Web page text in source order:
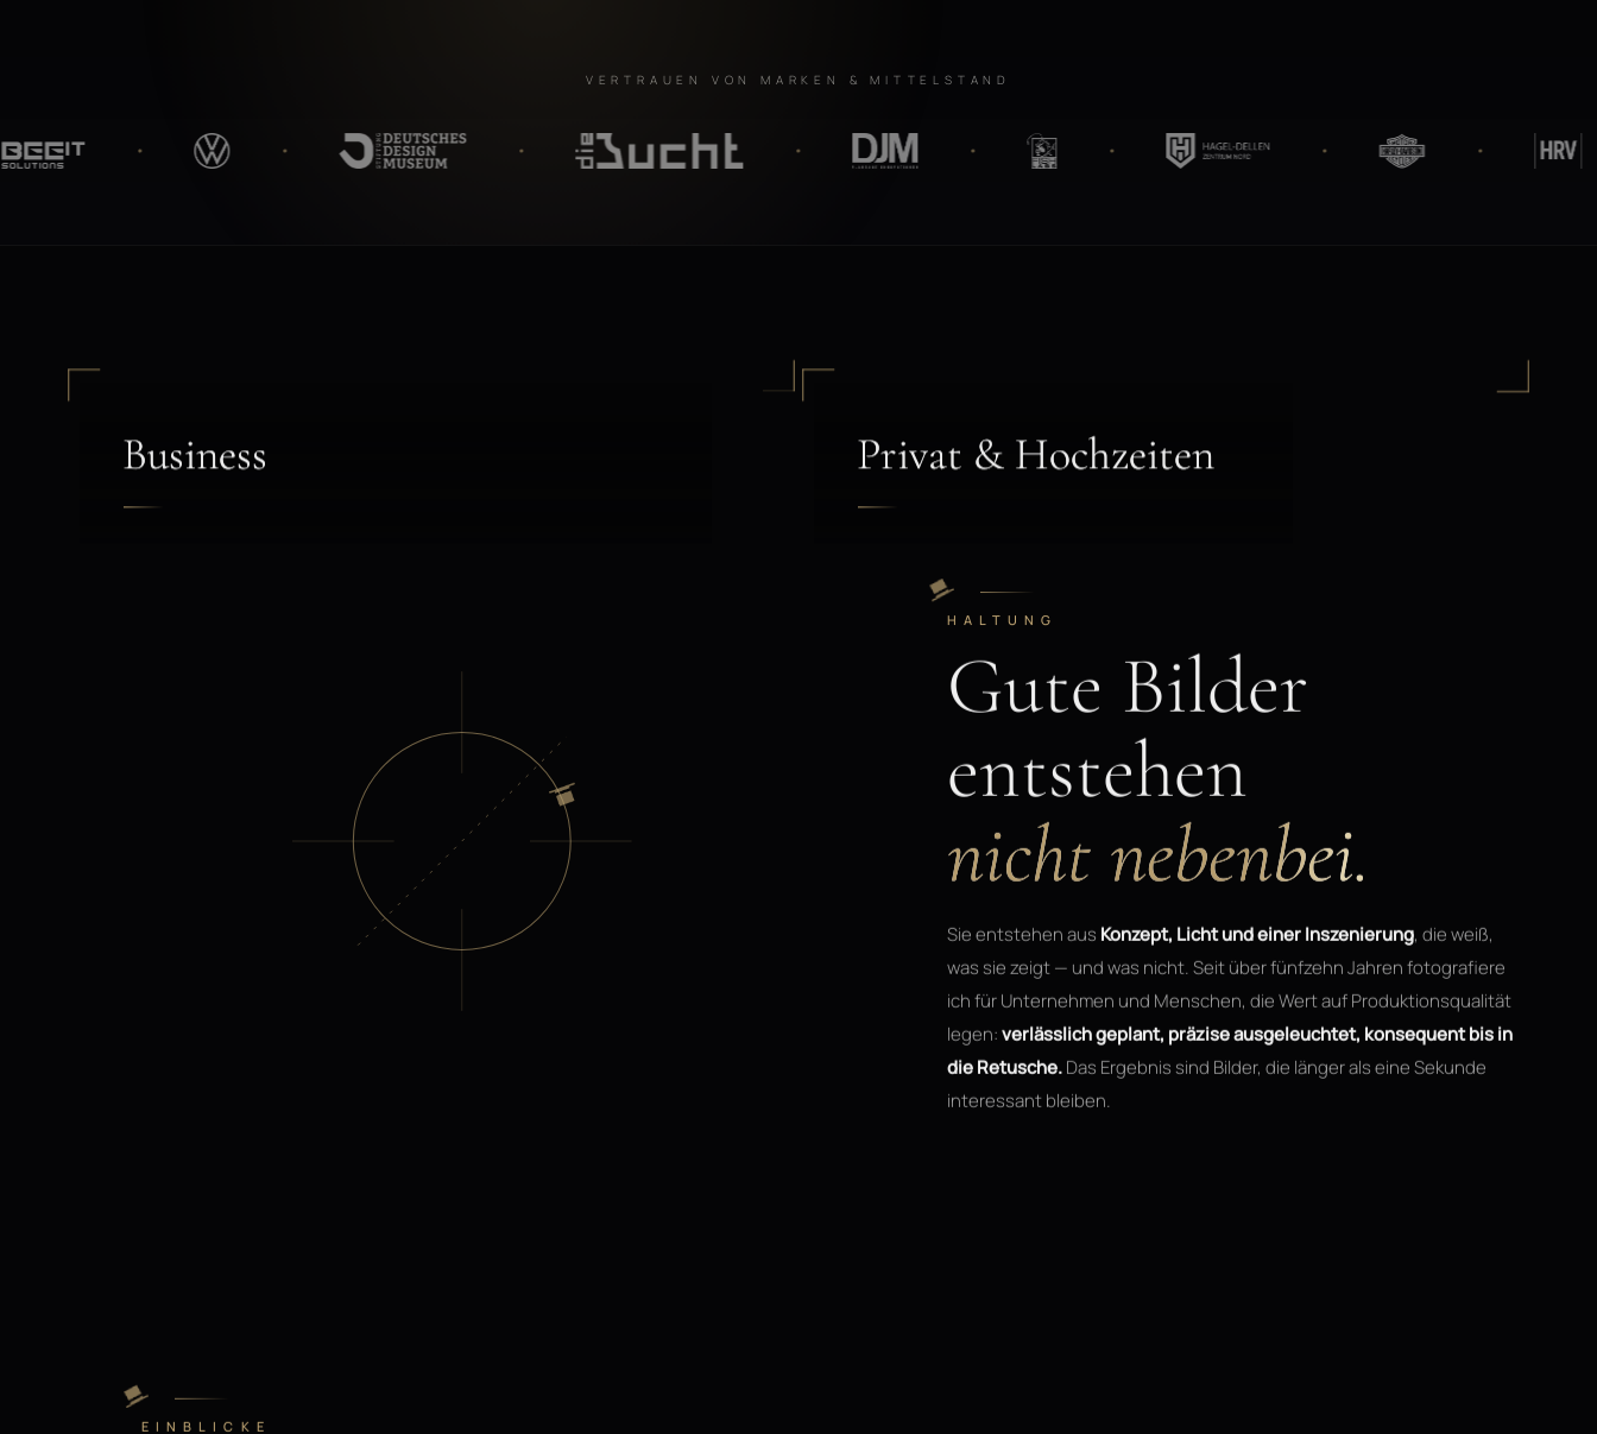
VERTRAUEN VON MARKEN & MITTELSTAND
Business Privat & Hochzeiten
HALTUNG
Gute Bilder
entstehen
nicht nebenbei.
Sie entstehen aus Konzept, Licht und einer Inszenierung, die weiß,
was sie zeigt — und was nicht. Seit über fünfzehn Jahren fotografiere
ich für Unternehmen und Menschen, die Wert auf Produktionsqualität
legen:verlässlich geplant, präzise ausgeleuchtet, konsequent bis in
die Retusche. Das Ergebnis sind Bilder, die länger als eine Sekunde
interessant bleiben.
EINBLICKE